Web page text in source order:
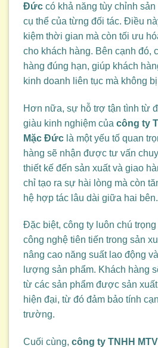
Đức có khả năng tùy chỉnh
cụ thể của từng đối tác. Điều
kiệm thời gian mà còn tối ưu
cho khách hàng. Bên cạnh đó,
hàng đúng hạn, giúp khách
kinh doanh liên tục mà không
Hơn nữa, sự hỗ trợ tận tình từ
giàu kinh nghiệm của công ty
Mặc Đức là một yếu tố quan
hàng sẽ nhận được tư vấn
thiết kế đến sản xuất và giao
chỉ tạo ra sự hài lòng mà còn
hệ hợp tác lâu dài giữa hai bên.
Đặc biệt, công ty luôn chú
công nghệ tiên tiến trong sản
nâng cao năng suất lao động
lượng sản phẩm. Khách hàng
từ các sản phẩm được sản
hiện đại, từ đó đảm bảo tính
trường.
Cuối cùng, công ty TNHH